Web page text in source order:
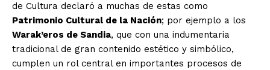
de Cultura declaró a muchas de estas como
Patrimonio Cultural de la Nación; por ejemplo a los
Warak’eros de Sandia, que con una indumentaria
tradicional de gran contenido estético y simbólico,
cumplen un rol central en importantes procesos de